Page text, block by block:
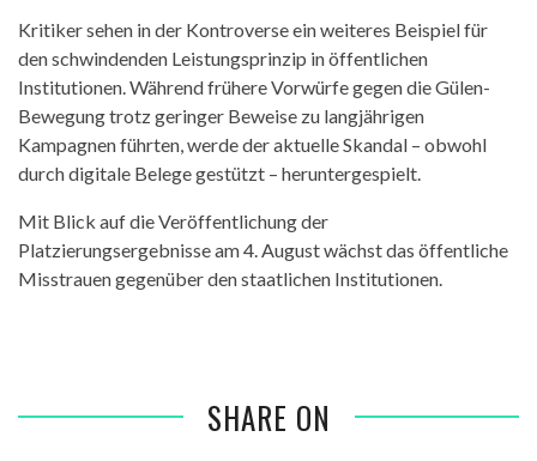
Kritiker sehen in der Kontroverse ein weiteres Beispiel für
den schwindenden Leistungsprinzip in öffentlichen
Institutionen. Während frühere Vorwürfe gegen die Gülen-
Bewegung trotz geringer Beweise zu langjährigen
Kampagnen führten, werde der aktuelle Skandal – obwohl
durch digitale Belege gestützt – heruntergespielt.
Mit Blick auf die Veröffentlichung der
Platzierungsergebnisse am 4. August wächst das öffentliche
Misstrauen gegenüber den staatlichen Institutionen.
SHARE ON